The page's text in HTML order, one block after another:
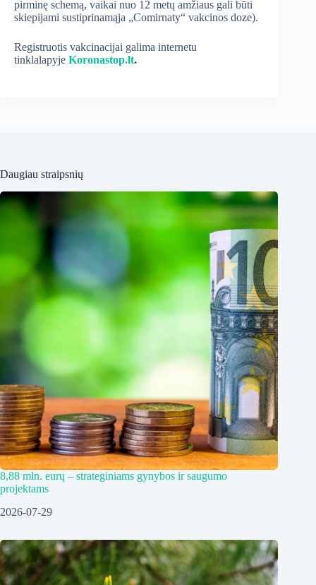
pirminę schemą, vaikai nuo 12 metų amžiaus gali būti
skiepijami sustiprinamąja „Comirnaty“ vakcinos doze).
Registruotis vakcinacijai galima internetu
tinklalapyje Koronastop.lt.
Daugiau straipsnių
8,88 mln. eurų – strateginiams gynybos ir saugumo
projektams
2026-07-29